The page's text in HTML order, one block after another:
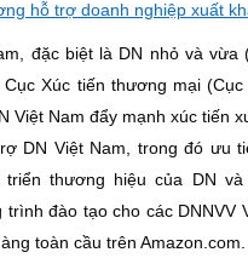
đặc biệt là DN nhỏ và
Xúc tiến thương mại
Việt Nam đẩy mạnh xúc tiến
DN Việt Nam, trong đó ưu
thương hiệu của DN
đào tạo cho các
toàn cầu trên Amazon.com.